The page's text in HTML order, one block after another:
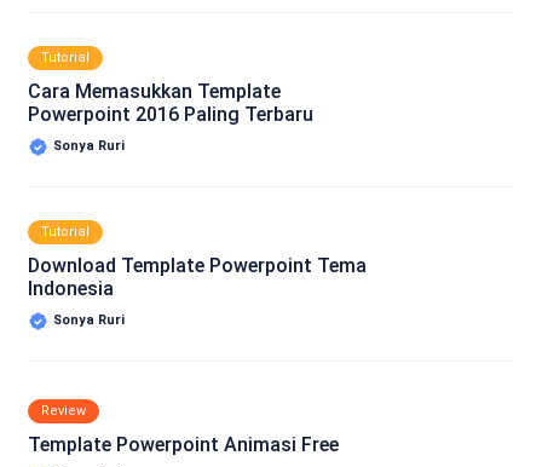
Tutorial
Cara Memasukkan Template
Powerpoint 2016 Paling Terbaru
Sonya Ruri
Tutorial
Download Template Powerpoint Tema
Indonesia
Sonya Ruri
Review
Template Powerpoint Animasi Free